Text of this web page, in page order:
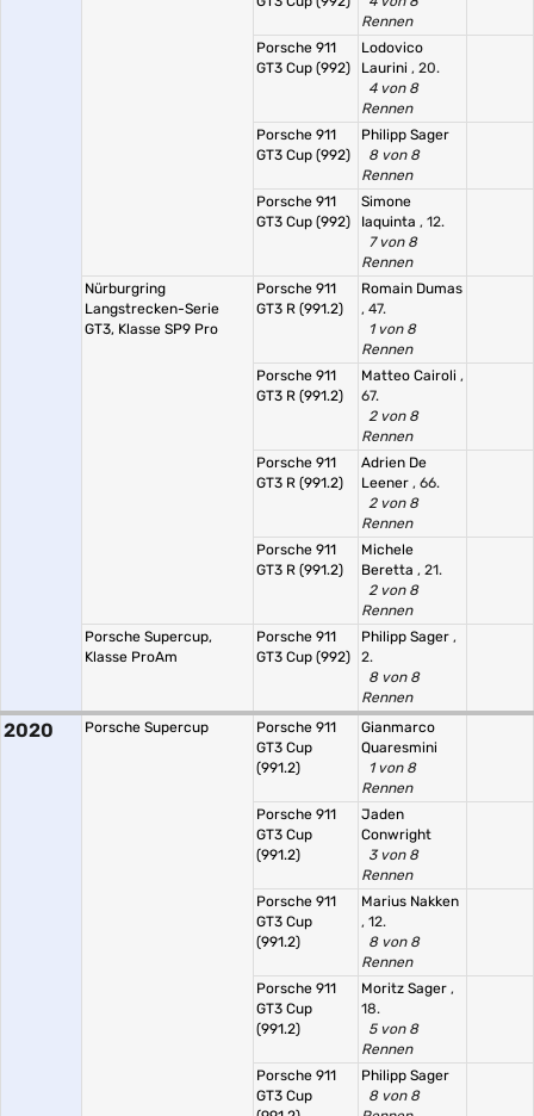
Rennen
Porsche 911
GT3 Cup (992)
Lodovico
Laurini , 20.
4 von 8
Rennen
Porsche 911
GT3 Cup (992)
Philipp Sager
8 von 8
Rennen
Porsche 911
GT3 Cup (992)
Simone
Iaquinta , 12.
7 von 8
Rennen
Nürburgring
Langstrecken-Serie
GT3, Klasse SP9 Pro
Porsche 911
GT3 R (991.2)
Romain Dumas
, 47.
1 von 8
Rennen
Porsche 911
GT3 R (991.2)
Matteo Cairoli ,
67.
2 von 8
Rennen
Porsche 911
GT3 R (991.2)
Adrien De
Leener , 66.
2 von 8
Rennen
Porsche 911
GT3 R (991.2)
Michele
Beretta , 21.
2 von 8
Rennen
Porsche Supercup,
Klasse ProAm
Porsche 911
GT3 Cup (992)
Philipp Sager ,
2.
8 von 8
Rennen
2020 Porsche Supercup
Porsche 911
GT3 Cup
(991.2)
Gianmarco
Quaresmini
1 von 8
Rennen
Porsche 911
GT3 Cup
(991.2)
Jaden
Conwright
3 von 8
Rennen
Porsche 911
GT3 Cup
(991.2)
Marius Nakken
, 12.
8 von 8
Rennen
Porsche 911
GT3 Cup
(991.2)
Moritz Sager ,
18.
5 von 8
Rennen
Porsche 911
GT3 Cup
Philipp Sager
8 von 8